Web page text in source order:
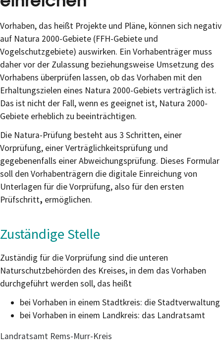
Vorhaben, das heißt Projekte und Pläne, können sich negativ
auf Natura 2000-Gebiete (FFH-Gebiete und
Vogelschutzgebiete) auswirken. Ein Vorhabenträger muss
daher vor der Zulassung beziehungsweise Umsetzung des
Vorhabens überprüfen lassen, ob das Vorhaben mit den
Erhaltungszielen eines Natura 2000-Gebiets verträglich ist.
Das ist nicht der Fall, wenn es geeignet ist, Natura 2000-
Gebiete erheblich zu beeinträchtigen.
Die Natura-Prüfung besteht aus 3 Schritten, einer
Vorprüfung, einer Verträglichkeitsprüfung und
gegebenenfalls einer Abweichungsprüfung. Dieses Formular
soll den Vorhabenträgern die digitale Einreichung von
Unterlagen für die Vorprüfung, also für den ersten
Prüfschritt, ermöglichen.
Zuständige Stelle
Zuständig für die Vorprüfung sind die unteren
Naturschutzbehörden des Kreises, in dem das Vorhaben
durchgeführt werden soll, das heißt
bei Vorhaben in einem Stadtkreis: die Stadtverwaltung
bei Vorhaben in einem Landkreis: das Landratsamt
Landratsamt Rems-Murr-Kreis